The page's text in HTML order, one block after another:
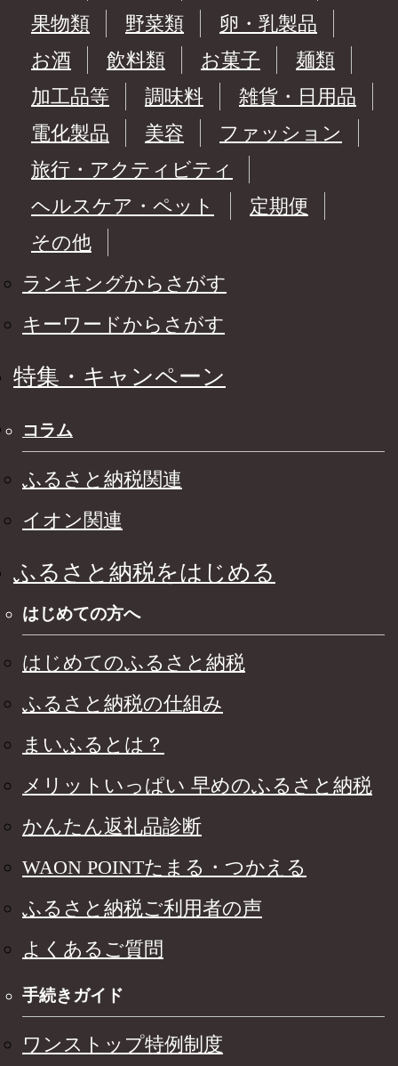
果物類
野菜類
卵・乳製品
お酒
飲料類 お菓子
麺類
加工品等
調味料
雑貨・日用品
電化製品
美容
ファッション
旅行・アクティビティ
ヘルスケア・ペット
定期便
その他
ランキングからさがす
キーワードからさがす
特集・キャンペーン
コラム
ふるさと納税関連
イオン関連
ふるさと納税をはじめる
はじめての方へ
はじめてのふるさと納税
ふるさと納税の仕組み
まいふるとは？
メリットいっぱい 早めのふるさと納税
かんたん返礼品診断
WAON POINTたまる・つかえる
ふるさと納税ご利用者の声
よくあるご質問
手続きガイド
ワンストップ特例制度